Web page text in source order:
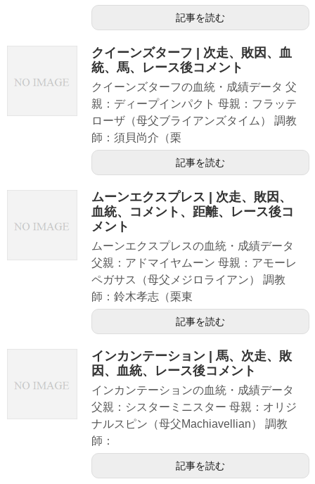
記事を読む
クイーンズターフ | 次走、敗因、血
統、馬、レース後コメント
クイーンズターフの血統・成績データ 父
親：ディープインパクト 母親：フラッテ
ローザ（母父ブライアンズタイム） 調教
師：須貝尚介（栗
記事を読む
ムーンエクスプレス | 次走、敗因、
血統、コメント、距離、レース後コ
メント
ムーンエクスプレスの血統・成績データ
父親：アドマイヤムーン 母親：アモーレ
ペガサス（母父メジロライアン） 調教
師：鈴木孝志（栗東
記事を読む
インカンテーション | 馬、次走、敗
因、血統、レース後コメント
インカンテーションの血統・成績データ
父親：シスターミニスター 母親：オリジ
ナルスピン（母父Machiavellian） 調教
師：
記事を読む